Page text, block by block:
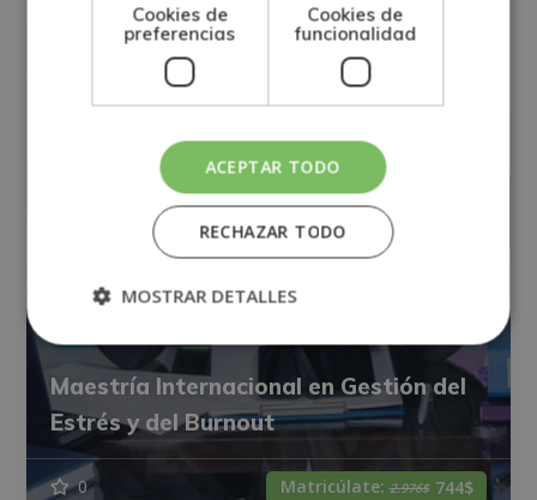
Maestría Internacional en Gestión del
Estrés y del Burnout
0 Matricúlate:2.976$ 744$
Cookies de
preferencias
Cookies de
funcionalidad
ACEPTAR TODO
RECHAZAR TODO
MOSTRAR DETALLES